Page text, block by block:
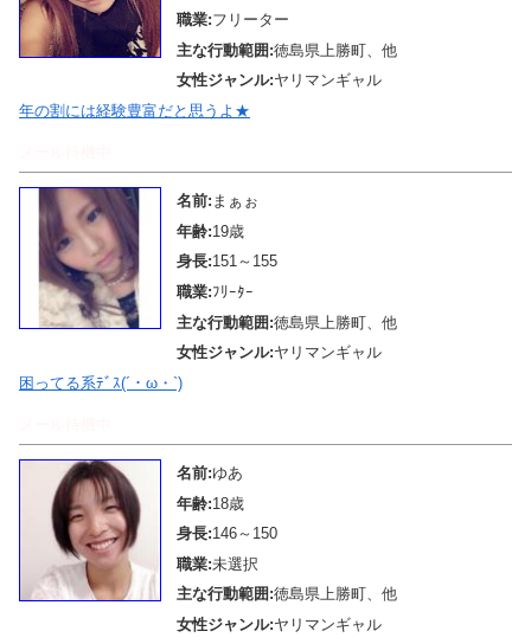
職業:フリーター
主な行動範囲:徳島県上勝町、他
女性ジャンル:ヤリマンギャル
年の割には経験豊富だと思うよ★
名前: まぁぉ
年齢:19歳
身長:151～155
職業:ﾌﾘｰﾀｰ
主な行動範囲:徳島県上勝町、他
女性ジャンル:ヤリマンギャル
困ってる系ﾃﾞｽ(´・ω・`)
名前:ゆあ
年齢:18歳
身長:146～150
職業:未選択
主な行動範囲:徳島県上勝町、他
女性ジャンル:ヤリマンギャル